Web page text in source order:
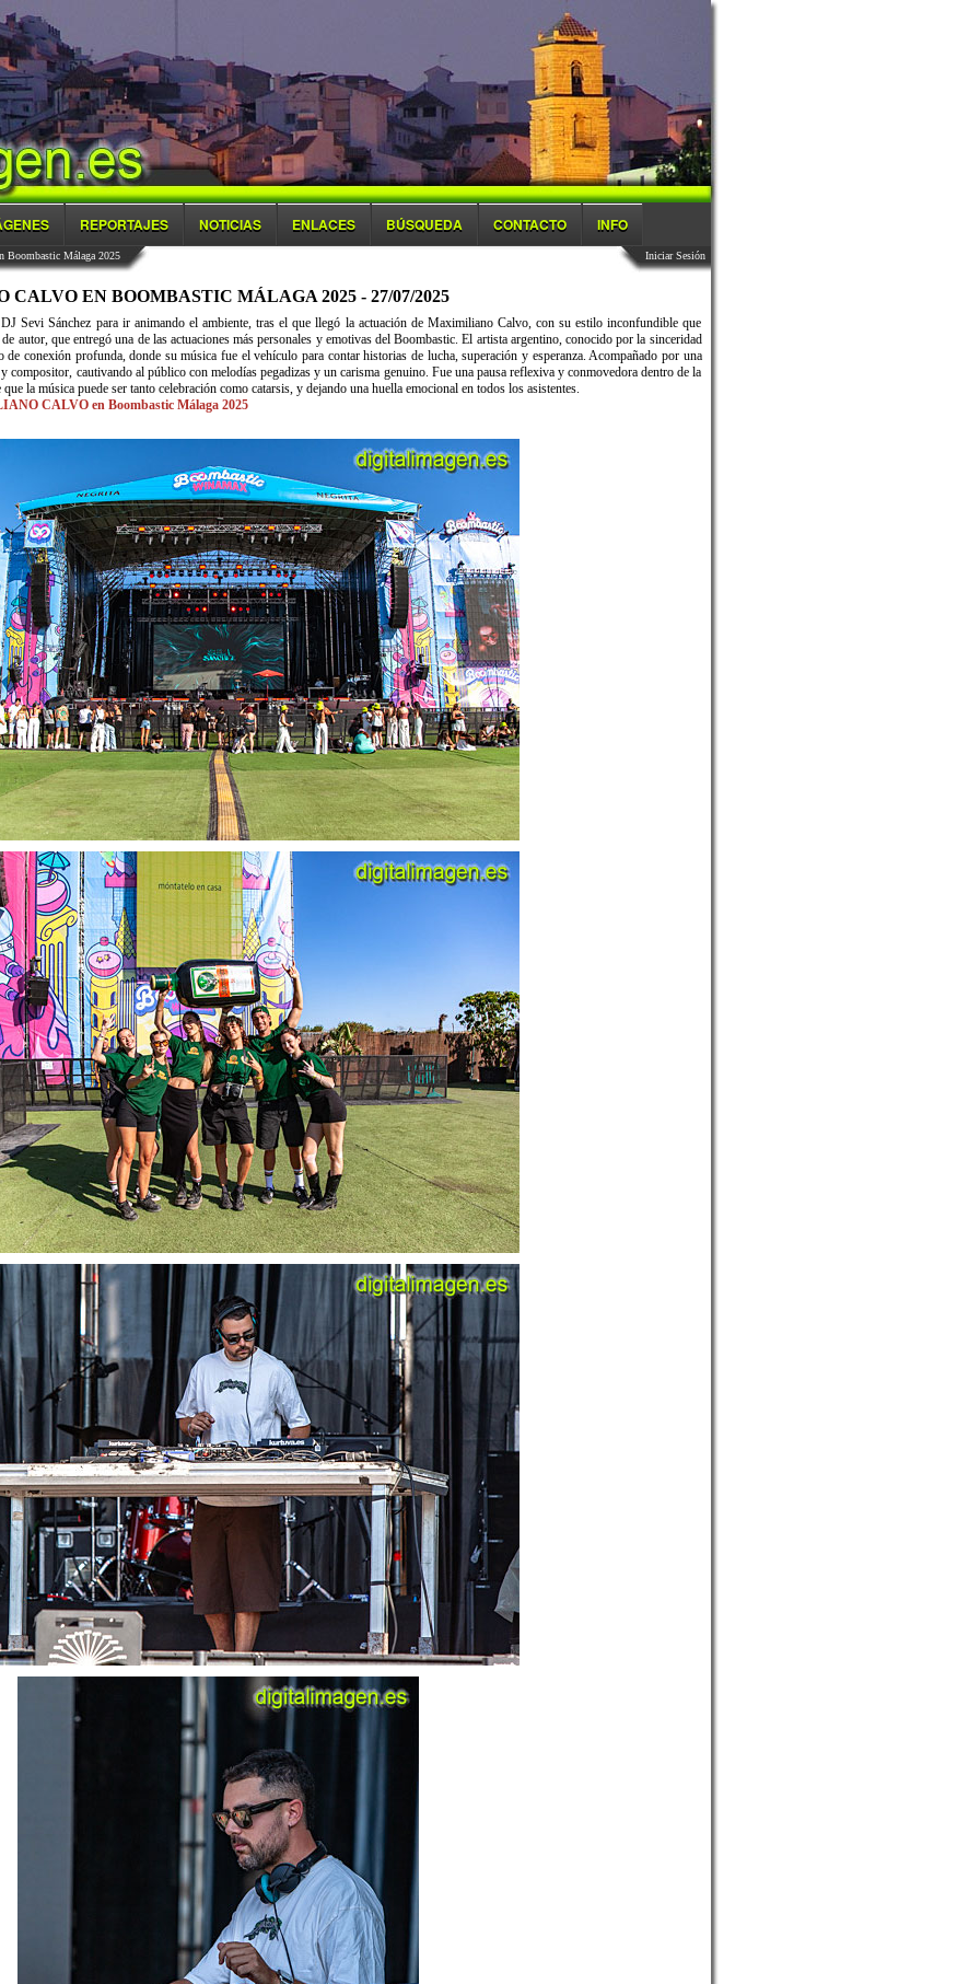
REPORTAJES NOTICIAS ENLACES BÚSQUEDA CONTACTO INFO
Málaga 2025 Iniciar Sesión
EN BOOMBASTIC MÁLAGA 2025 - 27/07/2025
Sevi Sánchez para ir animando el ambiente, tras el que llegó la actuación de Maximiliano Calvo, con su estilo inconfundible que
autor, que entregó una de las actuaciones más personales y emotivas del Boombastic. El artista argentino, conocido por la sinceridad
de conexión profunda, donde su música fue el vehículo para contar historias de lucha, superación y esperanza. Acompañado por una
compositor, cautivando al público con melodías pegadizas y un carisma genuino. Fue una pausa reflexiva y conmovedora dentro de la
la música puede ser tanto celebración como catarsis, y dejando una huella emocional en todos los asistentes.
CALVO en Boombastic Málaga 2025